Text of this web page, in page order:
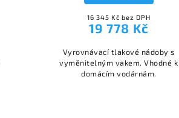
16 345 Kč bez DPH
19 778 Kč
Vyrovnávací tlakové nádoby s
vyměnitelným vakem. Vhodné k
domácím vodárnám.